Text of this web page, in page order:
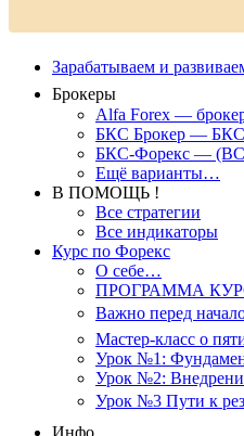
Зарабатываем и
Брокеры
Alfa Forex —
БКС Брокер —
БКС-Форекс —
Ещё варианты…
В ПОМОЩЬ !
Все стратегии
Все индикаторы
Курс по Форекс
О себе…
ПРОГРАММА
Важно перед
Мастер-класс о
Урок №1:
Урок №2:
Урок №3 Пути к
Инфо